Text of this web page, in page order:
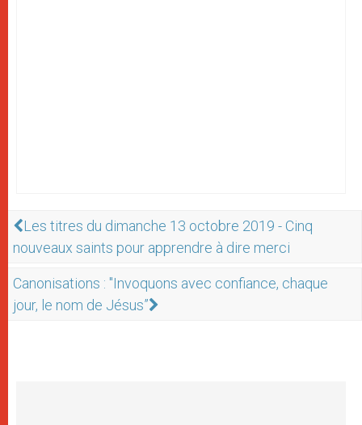
Les titres du dimanche 13 octobre 2019 - Cinq
nouveaux saints pour apprendre à dire merci
Canonisations : "Invoquons avec confiance, chaque
jour, le nom de Jésus”